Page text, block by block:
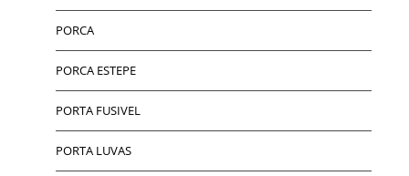
PORCA
PORCA ESTEPE
PORTA FUSIVEL
PORTA LUVAS